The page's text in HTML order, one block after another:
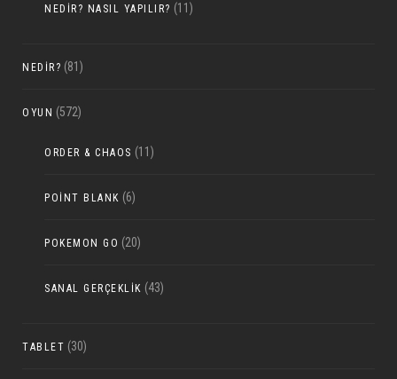
NEDIR? NASIL YAPILIR? (11)
NEDIR? (81)
OYUN (572)
ORDER & CHAOS (11)
POINT BLANK (6)
POKEMON GO (20)
SANAL GERÇEKLIK (43)
TABLET (30)